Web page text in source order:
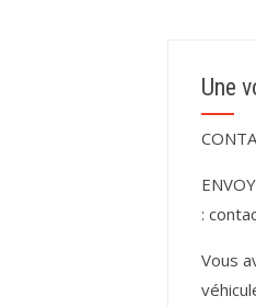
Une
:
Vous